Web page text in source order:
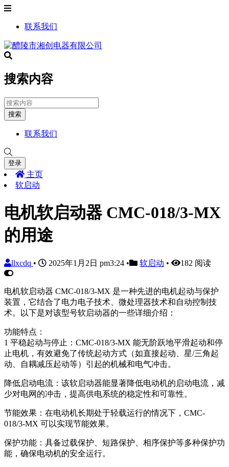
联系我们
搜索内容
搜索
联系我们
登录
主页
软启动
电机软启动器 CMC-018/3-MX
的用途
llxcdq • 2025年1月2日 pm3:24 • 软启动 • 182 阅读
电机软启动器 CMC-018/3-MX 是一种先进的电机起动与保护
装置，它结合了电力电子技术、微处理器技术和自动控制技
术。以下是对该型号软启动器的一些详细介绍：
功能特点：
1 平稳起动与停止：CMC-018/3-MX 能无阶跃地平滑起动和停
止电机，有效避免了传统起动方式（如直接起动、星/三角起
动、自耦减压起动等）引起的机械和电气冲击。
降低启动电流：该软启动器能显著降低电动机的启动电流，减
少对电网的冲击，提高供电系统的稳定性和可靠性。
节能效果：在电动机长期处于轻载运行的情况下，CMC-
018/3-MX 可以实现节能效果。
保护功能：具备过载保护、短路保护、相序保护等多种保护功
能，确保电动机的安全运行。